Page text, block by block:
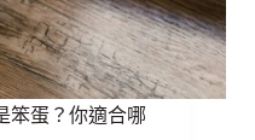
笨蛋？你適合哪